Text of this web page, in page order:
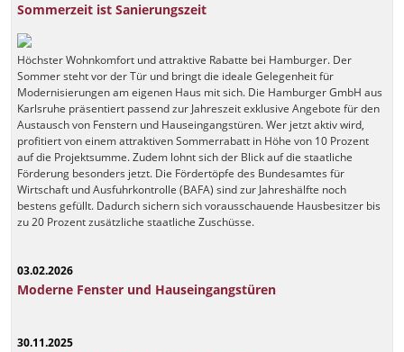
Sommerzeit ist Sanierungszeit
Höchster Wohnkomfort und attraktive Rabatte bei Hamburger. Der
Sommer steht vor der Tür und bringt die ideale Gelegenheit für
Modernisierungen am eigenen Haus mit sich. Die Hamburger GmbH aus
Karlsruhe präsentiert passend zur Jahreszeit exklusive Angebote für den
Austausch von Fenstern und Hauseingangstüren. Wer jetzt aktiv wird,
profitiert von einem attraktiven Sommerrabatt in Höhe von 10 Prozent
auf die Projektsumme. Zudem lohnt sich der Blick auf die staatliche
Förderung besonders jetzt. Die Fördertöpfe des Bundesamtes für
Wirtschaft und Ausfuhrkontrolle (BAFA) sind zur Jahreshälfte noch
bestens gefüllt. Dadurch sichern sich vorausschauende Hausbesitzer bis
zu 20 Prozent zusätzliche staatliche Zuschüsse.
03.02.2026
Moderne Fenster und Hauseingangstüren
30.11.2025